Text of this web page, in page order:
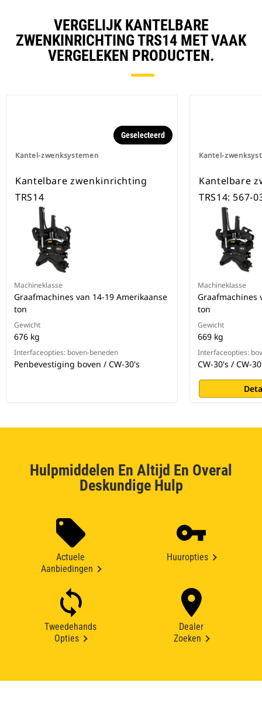
VERGELIJK KANTELBARE
ZWENKINRICHTING TRS14 MET VAAK
VERGELEKEN PRODUCTEN.
Kantel-zwenksystemen
Geselecteerd
Kantelbare zwenkinrichting
TRS14
Machineklasse
Graafmachines van 14-19 Amerikaanse
ton
Gewicht
676 kg
Interfaceopties: boven-beneden
Penbevestiging boven / CW-30's
Kantel-
Kantelbare
TRS14: 567-
Machineklasse
Graafmachines
ton
Gewicht
669 kg
Interfaceopties:
CW-30's / CW-
Hulpmiddelen En Altijd En Overal
Deskundige Hulp
Actuele
Aanbiedingen
Huuropties
Tweedehands
Opties
Dealer
Zoeken